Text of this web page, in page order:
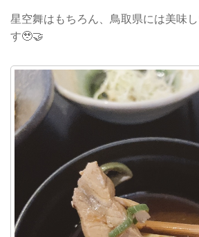
星空舞はもちろん、鳥取県には美味
す🥹🤝